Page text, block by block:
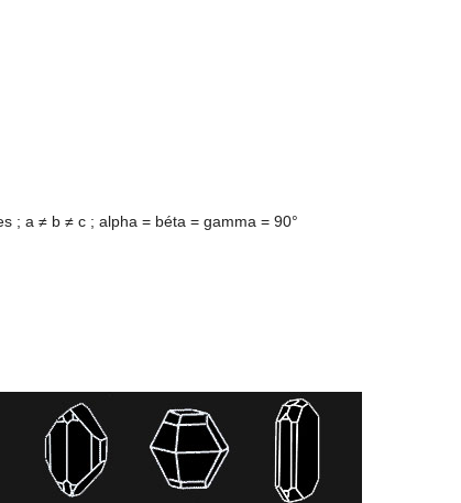
; a ≠ b ≠ c ; alpha = béta = gamma = 90°